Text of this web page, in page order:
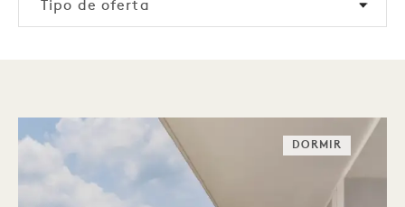
Tipo de oferta
DORMIR